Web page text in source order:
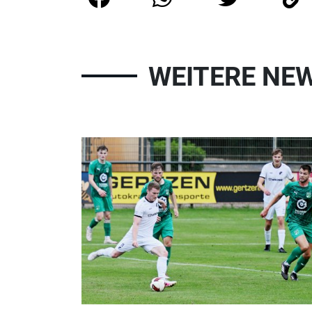
WEITERE